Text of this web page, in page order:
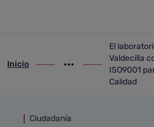
ir-a inicio
Inicio
Mostrar opciones
ir-a El
El
Valdecilla
ISO9001
Calidad
Ciudadanía